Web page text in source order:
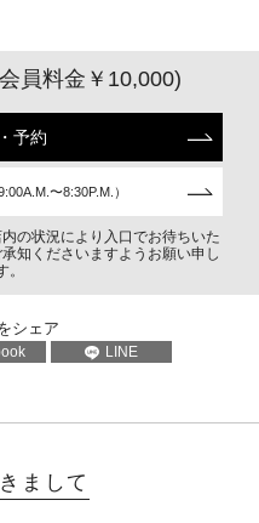
員料金￥10,000)
予約
〜8:30P.M.）
の状況により入口でお待ちいた
知くださいますようお願い申し
。
シェア
LINE
まして